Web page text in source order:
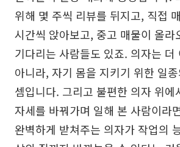
위해 몇 주씩 리뷰를 뒤지고, 직접
시간씩 앉아보고, 중고 매물이 올라
기다리는 사람들도 있죠. 의자는 더
아니라, 자기 몸을 지키기 위한 일
셈입니다. 그리고 불편한 의자 위에
자세를 바꿔가며 일해 본 사람이라
완벽하게 받쳐주는 의자가 작업의